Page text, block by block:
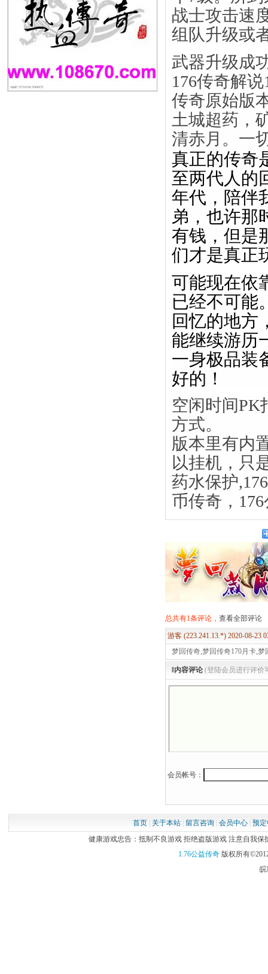
战士攻击速
组队升级或
武器升级成
176传奇解
传奇原始版
土城超药，
清赤月。一
真正的传奇
至两代人的
年代，陪伴
弟，也许那
有钱，但是
们才是真正
可能现在依
已经不可能
回忆的地方
能继续游历
一身极品装
好的！
空闲时间PK
方式。
版本里有内
以挂机，只
药水保护
币传奇，
总共有1条评论， 查看全部评论
游客 (223.241.13.*) 2020-08-23
梦回传奇,梦回传奇170月卡,梦
‖内容评论 (登陆会员进行评价
会员帐号：
首页| 关于本站| 留言咨询 会员中心| 预
健康游戏忠告：抵制不良游戏 拒绝盗版游戏 注意自我保
1.76公益传奇版权所有
皖